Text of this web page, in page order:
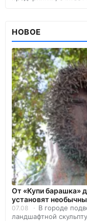
НОВОЕ
От «Купи барашка»
установят
07.08
В городе
ландшафтной